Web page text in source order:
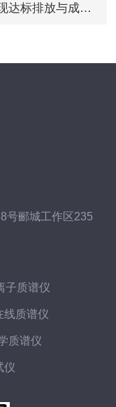
放与成本控制？
号郦城工作区235
子质谱仪
线质谱仪
质谱仪
仪